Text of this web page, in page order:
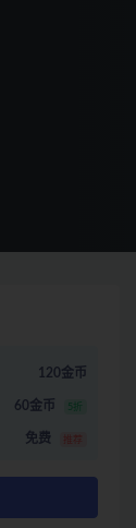
120金币
60金币 5折
免费 推荐